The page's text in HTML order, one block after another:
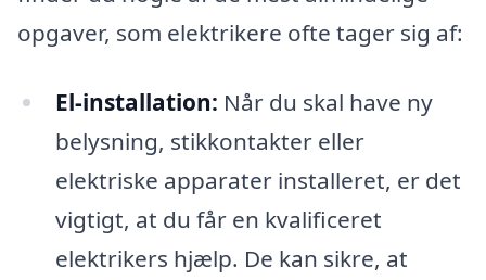
opgaver, som elektrikere ofte tager sig af:
El-installation: Når du skal have ny
belysning, stikkontakter eller
elektriske apparater installeret, er det
vigtigt, at du får en kvalificeret
elektrikers hjælp. De kan sikre, at